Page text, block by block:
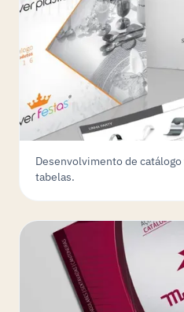
Desenvolvimento de
tabelas.